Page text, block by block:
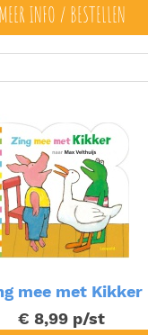
MEER INFO / BESTELLEN
mee met Kikker
€ 8,99 p/st